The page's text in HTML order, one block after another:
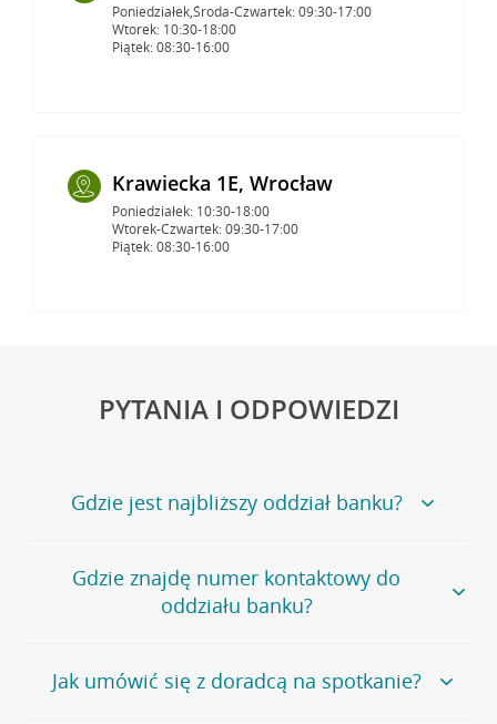
Poniedziałek,Środa-Czwartek: 09:30-17:00
Wtorek: 10:30-18:00
Piątek: 08:30-16:00
Krawiecka 1E, Wrocław
Poniedziałek: 10:30-18:00
Wtorek-Czwartek: 09:30-17:00
Piątek: 08:30-16:00
PYTANIA I ODPOWIEDZI
Gdzie jest najbliższy oddział banku?
Jeśli szukasz oddziału naszego banku, zapraszamy na
stronęPlacówki i bankomaty, na której znajduje się
wygodna wyszukiwarka.
oddziałów
Gdzie znajdę numer kontaktowy do
oddziału banku?
Bank Credit Agricole nie udostępnia ogólnego numeru
telefonu do placówki bankowej.
Jak umówić się z doradcą na spotkanie?